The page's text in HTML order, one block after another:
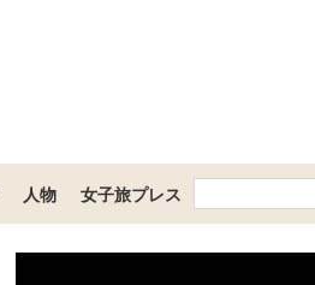
人物 女子旅プレス